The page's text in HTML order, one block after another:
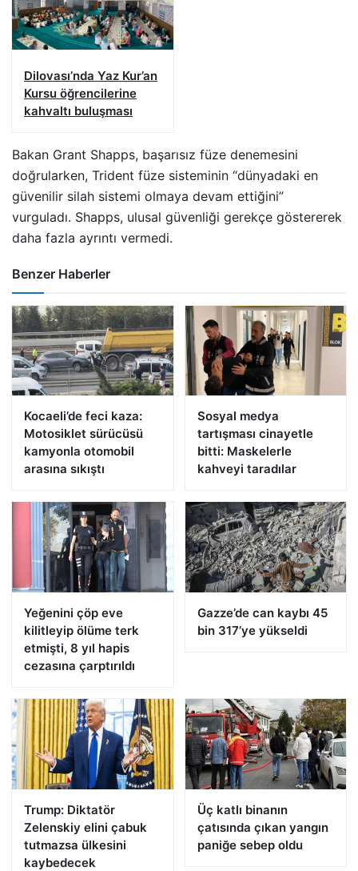
Dilovası’nda Yaz Kur’an
Kursu öğrencilerine
kahvaltı buluşması
Bakan Grant Shapps, başarısız füze denemesini
doğrularken, Trident füze sisteminin “dünyadaki en
güvenilir silah sistemi olmaya devam ettiğini”
vurguladı. Shapps, ulusal güvenliği gerekçe göstererek
daha fazla ayrıntı vermedi.
Benzer Haberler
Kocaeli’de feci kaza:
Motosiklet sürücüsü
kamyonla otomobil
arasına sıkıştı
Sosyal medya
tartışması cinayetle
bitti: Maskelerle
kahveyi taradılar
Yeğenini çöp eve
kilitleyip ölüme terk
etmişti, 8 yıl hapis
cezasına çarptırıldı
Gazze’de can kaybı 45
bin 317’ye yükseldi
Trump: Diktatör
Zelenskiy elini çabuk
tutmazsa ülkesini
kaybedecek
Üç katlı binanın
çatısında çıkan yangın
paniğe sebep oldu